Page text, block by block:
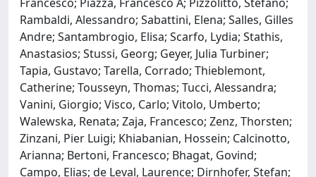
Rambaldi, Alessandro; Sabattini, Elena; Salles, Gilles
Andre; Santambrogio, Elisa; Scarfo, Lydia; Stathis,
Anastasios; Stussi, Georg; Geyer, Julia Turbiner;
Tapia, Gustavo; Tarella, Corrado; Thieblemont,
Catherine; Tousseyn, Thomas; Tucci, Alessandra;
Vanini, Giorgio; Visco, Carlo; Vitolo, Umberto;
Walewska, Renata; Zaja, Francesco; Zenz, Thorsten;
Zinzani, Pier Luigi; Khiabanian, Hossein; Calcinotto,
Arianna; Bertoni, Francesco; Bhagat, Govind;
Campo, Elias; de Leval, Laurence; Dirnhofer, Stefan;